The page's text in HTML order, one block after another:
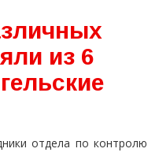
из 6
отдела по контролю